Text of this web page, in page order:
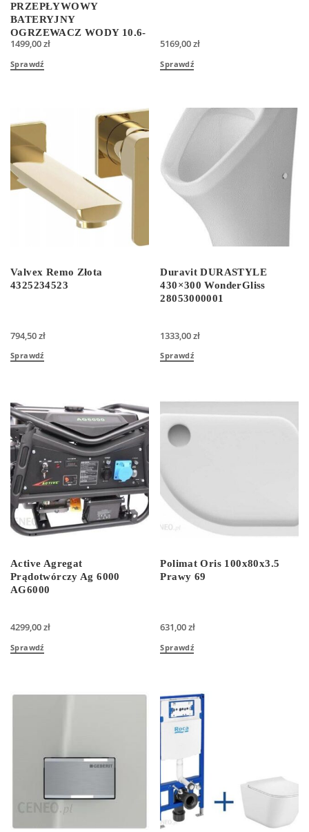
PRZEPŁYWOWY
BATERYJNY
OGRZEWACZ WODY 10,6-
17,4 kW 7736504941
1499,00zł
Sprawdź
5169,00zł
Sprawdź
Valvex Remo Złota
4325234523
794,50zł
Sprawdź
Duravit DURASTYLE
430×300 WonderGliss
28053000001
1333,00zł
Sprawdź
Active Agregat
Prądotwórczy Ag 6000
AG6000
4299,00zł
Sprawdź
Polimat Oris 100x80x3.5
Prawy 69
631,00zł
Sprawdź